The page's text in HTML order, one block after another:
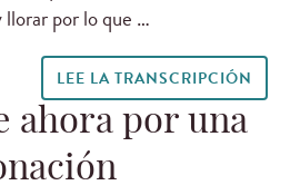
por lo que …
LEE LA TRANSCRIPCIÓN
ahora por una